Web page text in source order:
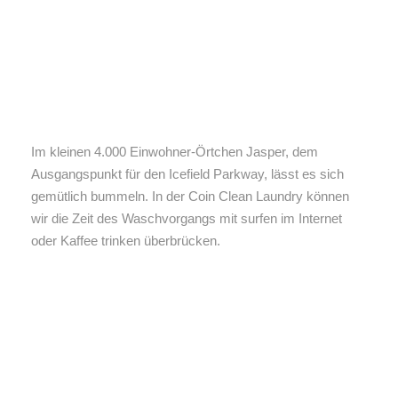
Im kleinen 4.000 Einwohner-Örtchen Jasper, dem
Ausgangspunkt für den Icefield Parkway, lässt es sich
gemütlich bummeln. In der Coin Clean Laundry können
wir die Zeit des Waschvorgangs mit surfen im Internet
oder Kaffee trinken überbrücken.